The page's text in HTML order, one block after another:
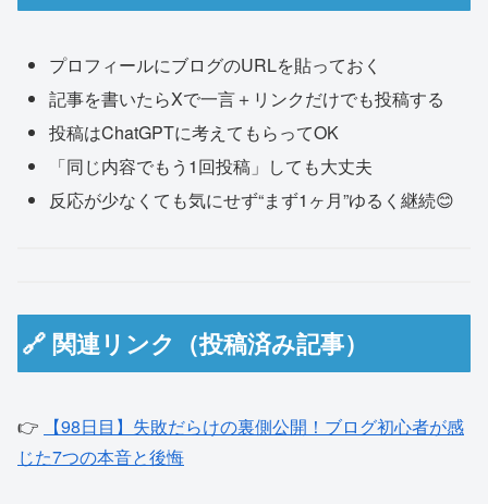
プロフィールにブログのURLを貼っておく
記事を書いたらXで一言＋リンクだけでも投稿する
投稿はChatGPTに考えてもらってOK
「同じ内容でもう1回投稿」しても大丈夫
反応が少なくても気にせず“まず1ヶ月”ゆるく継続😊
🔗 関連リンク（投稿済み記事）
👉
【98日目】失敗だらけの裏側公開！ブログ初心者が感
じた7つの本音と後悔